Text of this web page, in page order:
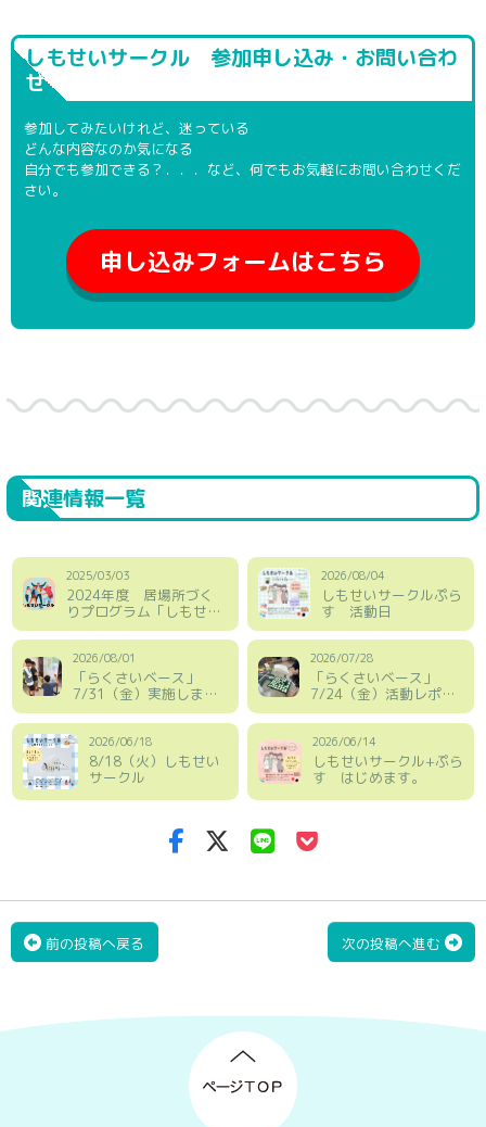
しもせいサークル 参加申し込み・お問い合わ
せ
参加してみたいけれど、迷っている
どんな内容なのか気になる
自分でも参加できる？．．．など、何でもお気軽にお問い合わせくだ
さい。
申し込みフォームはこちら
関連情報一覧
2025/03/03
2024年度 居場所づく
りプログラム「しもせい
サークル」
2026/08/04
しもせいサークルぷら
す 活動日
2026/08/01
「らくさいベース」
7/31（金）実施しまし
た！
2026/07/28
「らくさいベース」
7/24（金）活動レポー
ト
2026/06/18
8/18（火）しもせい
サークル
2026/06/14
しもせいサークル+ぷら
す はじめます。
前の投稿へ戻る 次の投稿へ進む